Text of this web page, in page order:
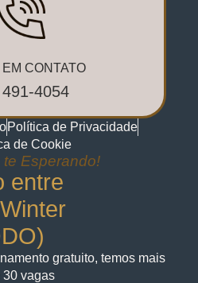
CONTATO
4054
Política de Privacidade
de Cookie
te Esperando!
entre
gratuito, temos mais
30 vagas